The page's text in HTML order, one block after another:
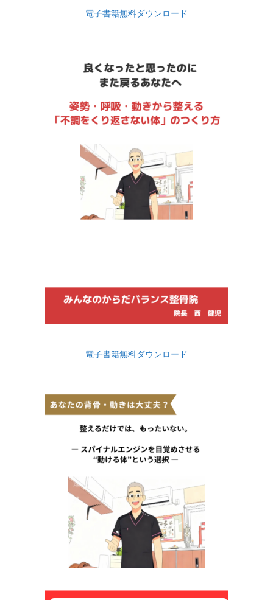
電子書籍無料ダウンロード
電子書籍無料ダウンロード